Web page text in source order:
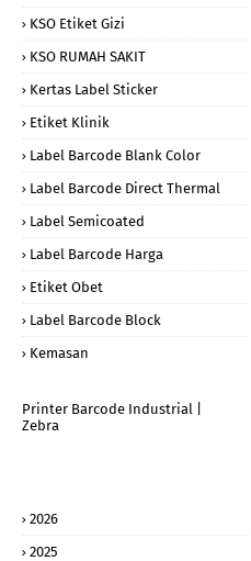
KSO Etiket Gizi
KSO RUMAH SAKIT
Kertas Label Sticker
Etiket Klinik
Label Barcode Blank Color
Label Barcode Direct Thermal
Label Semicoated
Label Barcode Harga
Etiket Obet
Label Barcode Block
Kemasan
Printer Barcode Industrial |
Zebra
2026
2025